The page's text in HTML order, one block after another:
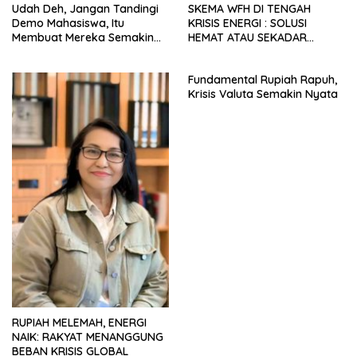
Udah Deh, Jangan Tandingi
Demo Mahasiswa, Itu
Membuat Mereka Semakin
SKEMA WFH DI TENGAH
KRISIS ENERGI : SOLUSI
HEMAT ATAU SEKADAR
RUPIAH MELEMAH, ENERGI
NAIK: RAKYAT MENANGGUNG
BEBAN KRISIS GLOBAL
Fundamental Rupiah Rapuh,
Krisis Valuta Semakin Nyata